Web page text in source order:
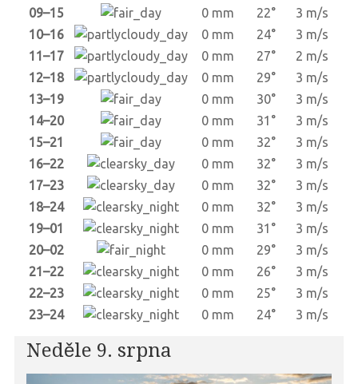
09–15
0 mm 22°
3 m/s
10–16
0 mm 24°
3 m/s
11–17
0 mm 27°
2 m/s
12–18
0 mm 29°
3 m/s
13–19
0 mm 30°
3 m/s
14–20
0 mm 31°
3 m/s
15–21
0 mm 32°
3 m/s
16–22
0 mm 32°
3 m/s
17–23
0 mm 32°
3 m/s
18–24
0 mm 32°
3 m/s
19–01
0 mm 31°
3 m/s
20–02
0 mm 29°
3 m/s
21–22
0 mm 26°
3 m/s
22–23
0 mm 25°
3 m/s
23–24
0 mm 24° 3 m/s
Neděle 9. srpna